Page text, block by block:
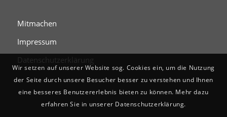
Mitmachen
Impressum
Datenschutzerklärung
Wir setzen auf unserer Website sog. Cookies ein, um die Nutzung
der Seite durch unsere Besucher besser zu verstehen und Ihnen
eine besseres Benutzererlebnis bieten zu können. Mehr dazu
erfahren Sie in unserer Datenschutzerklärung.